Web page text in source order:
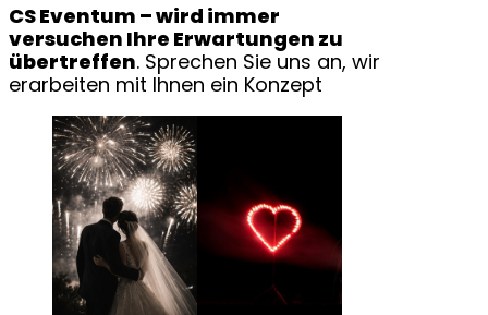
CS Eventum – wird immer
versuchen Ihre Erwartungen zu
übertreffen. Sprechen Sie uns an, wir
erarbeiten mit Ihnen ein Konzept